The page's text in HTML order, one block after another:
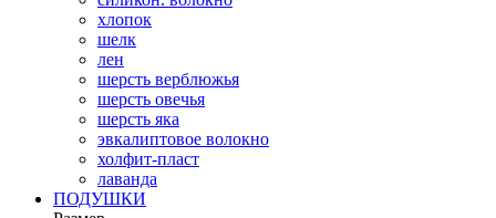
хлопок
шелк
лен
шерсть верблюжья
шерсть овечья
шерсть яка
эвкалиптовое волокно
холфит-пласт
лаванда
ПОДУШКИ